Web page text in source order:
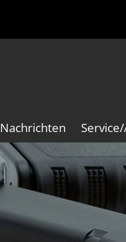
Nachrichten